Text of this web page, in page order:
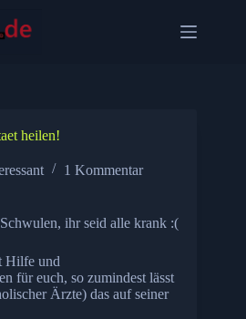
heilen!
1 Kommentar
ihr seid alle krank :(
Hilfe und
für euch, so zumindest lässt
Ärzte) das auf seiner